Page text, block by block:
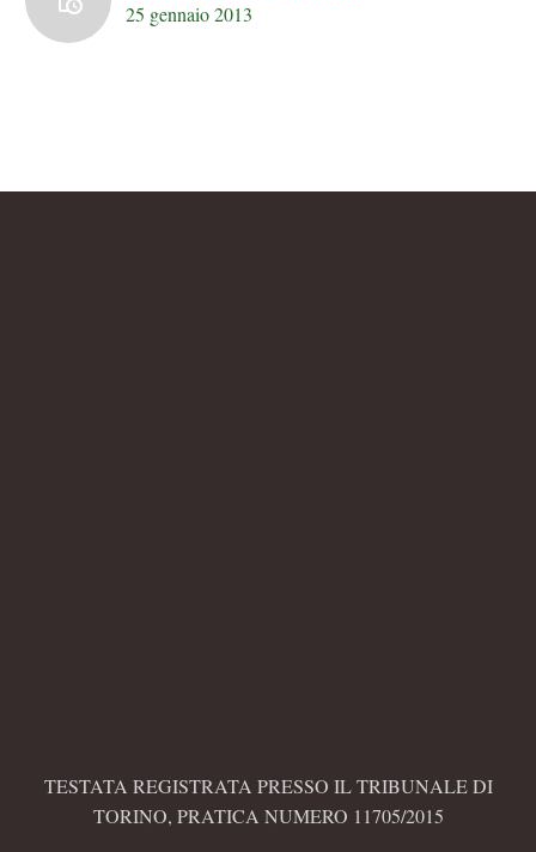
25 gennaio 2013
TESTATA REGISTRATA PRESSO IL TRIBUNALE DI
TORINO, PRATICA NUMERO 11705/2015